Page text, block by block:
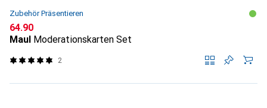
Zubehör Präsentieren
CHF
64.90
Maul Moderationskarten Set
2